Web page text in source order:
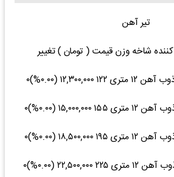
تیر آهن
کننده شاخه وزن قیمت ( تومان ) تغییر